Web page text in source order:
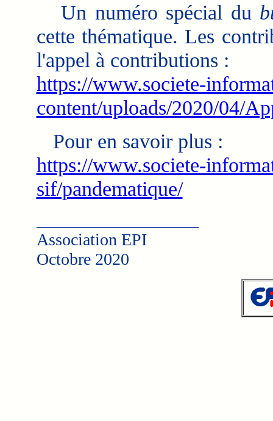
Un numéro spécial du
cette thématique. Les
l'appel à contributions :
https://www.societe-
content/uploads/2020/04/
Pour en savoir plus :
https://www.societe-
sif/pandematique/
Association EPI
Octobre 2020